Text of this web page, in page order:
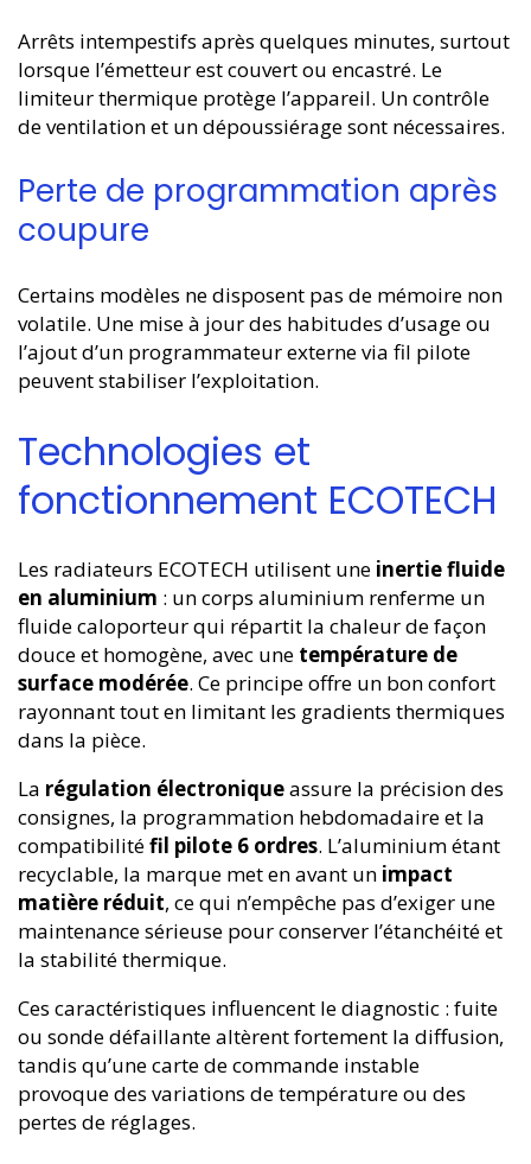
Arrêts intempestifs après quelques minutes, surtout
lorsque l’émetteur est couvert ou encastré. Le
limiteur thermique protège l’appareil. Un contrôle
de ventilation et un dépoussiérage sont nécessaires.
Perte de programmation après
coupure
Certains modèles ne disposent pas de mémoire non
volatile. Une mise à jour des habitudes d’usage ou
l’ajout d’un programmateur externe via fil pilote
peuvent stabiliser l’exploitation.
Technologies et
fonctionnement ECOTECH
Les radiateurs ECOTECH utilisent une inertie fluide
en aluminium : un corps aluminium renferme un
fluide caloporteur qui répartit la chaleur de façon
douce et homogène, avec une température de
surface modérée. Ce principe offre un bon confort
rayonnant tout en limitant les gradients thermiques
dans la pièce.
La régulation électroniqueassure la précision des
consignes, la programmation hebdomadaire et la
compatibilitéfil pilote 6 ordres. L’aluminium étant
recyclable, la marque met en avant un impact
matière réduit, ce qui n’empêche pas d’exiger une
maintenance sérieuse pour conserver l’étanchéité et
la stabilité thermique.
Ces caractéristiques influencent le diagnostic : fuite
ou sonde défaillante altèrent fortement la diffusion,
tandis qu’une carte de commande instable
provoque des variations de température ou des
pertes de réglages.